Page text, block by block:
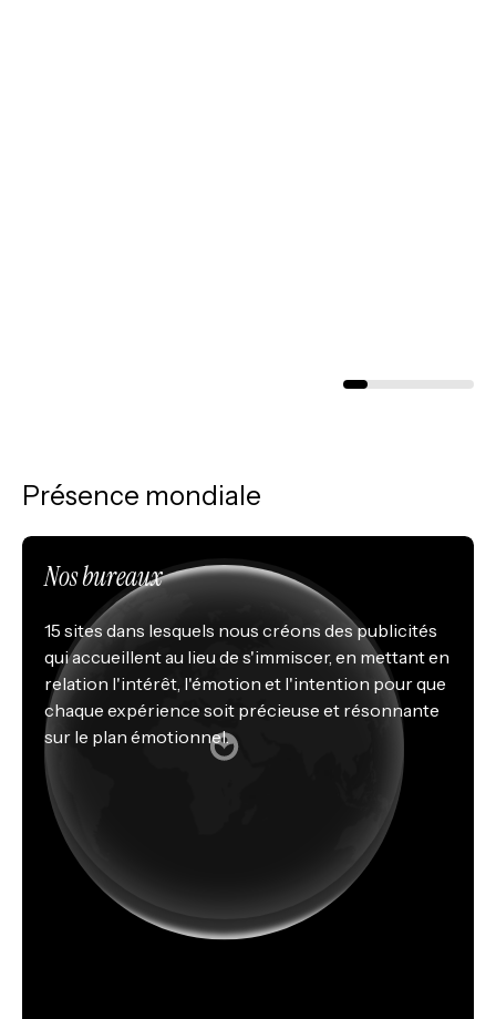
Présence mondiale
Nos bureaux
15 sites dans lesquels nous créons des publicités
qui accueillent au lieu de s'immiscer, en mettant en
relation l'intérêt, l'émotion et l'intention pour que
chaque expérience soit précieuse et résonnante
sur le plan émotionnel.